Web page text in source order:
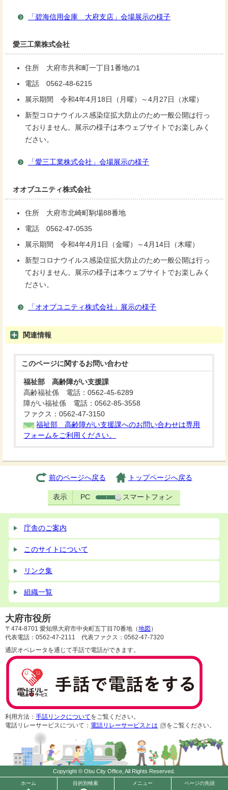
「碧海信用金庫 大府支店」会場展示の様子
愛三工業株式会社
住所 大府市共和町一丁目1番地の1
電話 0562-48-6215
展示期間 令和4年4月18日（月曜）～4月27日（水曜）
新型コロナウイルス感染症拡大防止のため一般公開は行っ
ておりません。展示の様子は本ウェブサイトでお楽しみく
ださい。
「愛三工業株式会社」会場展示の様子
オオブユニティ株式会社
住所 大府市北崎町駒場88番地
電話 0562-47-0535
展示期間 令和4年4月1日（金曜）～4月14日（木曜）
新型コロナウイルス感染症拡大防止のため一般公開は行っ
ておりません。展示の様子は本ウェブサイトでお楽しみく
ださい。
「オオブユニティ株式会社」展示の様子
関連情報
このページに関するお問い合わせ
福祉部 高齢障がい支援課
高齢福祉係 電話：0562-45-6289
障がい福祉係 電話：0562-85-3558
ファクス：0562-47-3150
福祉部 高齢障がい支援課へのお問い合わせは専用
フォームをご利用ください。
前のページへ戻る トップページへ戻る
表示 PC スマートフォン
ホーム 目的別検索 メニュー ページの先頭
庁舎のご案内
このサイトについて
リンク集
組織一覧
大府市役所
〒474-8701 愛知県大府市中央町五丁目70番地（地図 ）
代表電話：0562-47-2111 代表ファクス：0562-47-7320
通訳オペレータを通じて手話で電話ができます。
利用方法： 手話リンクについてをご覧ください。
電話リレーサービスについて： 電話リレーサービスとは をご覧ください。
Copyright © Obu City Office, All Rights Reserved.